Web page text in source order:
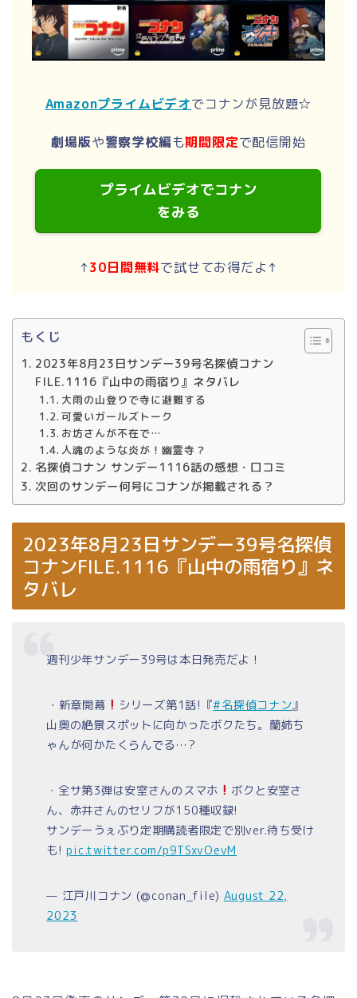
Amazonプライムビデオでコナンが見放題☆
劇場版や警察学校編も期間限定で配信開始
プライムビデオでコナン
をみる
↑30日間無料で試せてお得だよ↑
もくじ
2023年8月23日サンデー39号名探偵コナン
FILE.1116『山中の雨宿り』ネタバレ
大雨の山登りで寺に避難する
可愛いガールズトーク
お坊さんが不在で…
人魂のような炎が！幽霊寺？
名探偵コナン サンデー1116話の感想・口コミ
次回のサンデー何号にコナンが掲載される？
2023年8月23日サンデー39号名探偵
コナンFILE.1116『山中の雨宿り』ネ
タバレ
週刊少年サンデー39号は本日発売だよ！
︎・新章開幕 シリーズ第1話!『#名探偵コナン』
山奥の絶景スポットに向かったボクたち。蘭姉ち
ゃんが何かたくらんでる…?
・全サ第3弾は安室さんのスマホ
ボクと安室さ
ん、赤井さんのセリフが150種収録!
サンデーうぇぶり定期購読者限定で別ver.待ち受け
も!pic.twitter.com/p9TSxvOevM
— 江戸川コナン (@conan_file) August 22,
2023